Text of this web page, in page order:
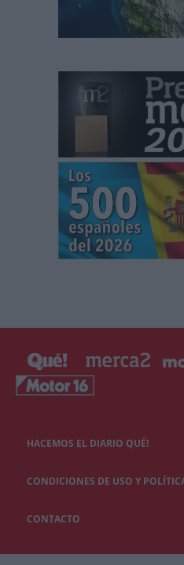
HACEMOS EL DIARIO QUÉ!
CONDICIONES DE USO Y
CONTACTO